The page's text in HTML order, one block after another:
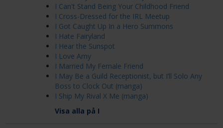
I Can't Stand Being Your Childhood Friend
I Cross-Dressed for the IRL Meetup
I Got Caught Up In a Hero Summons
I Hate Fairyland
I Hear the Sunspot
I Love Amy
I Married My Female Friend
I May Be a Guild Receptionist, but I’ll Solo Any
Boss to Clock Out (manga)
I Ship My Rival X Me (manga)
Visa alla på I